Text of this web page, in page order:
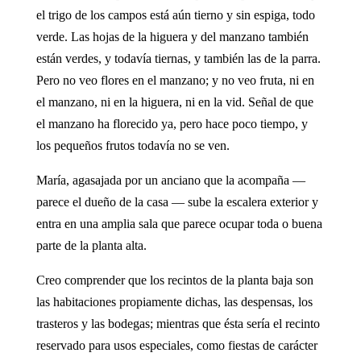
el trigo de los campos está aún tierno y sin espiga, todo
verde. Las hojas de la higuera y del manzano también
están verdes, y todavía tiernas, y también las de la parra.
Pero no veo flores en el manzano; y no veo fruta, ni en
el manzano, ni en la higuera, ni en la vid. Señal de que
el manzano ha florecido ya, pero hace poco tiempo, y
los pequeños frutos todavía no se ven.
María, agasajada por un anciano que la acompaña —
parece el dueño de la casa — sube la escalera exterior y
entra en una amplia sala que parece ocupar toda o buena
parte de la planta alta.
Creo comprender que los recintos de la planta baja son
las habitaciones propiamente dichas, las despensas, los
trasteros y las bodegas; mientras que ésta sería el recinto
reservado para usos especiales, como fiestas de carácter